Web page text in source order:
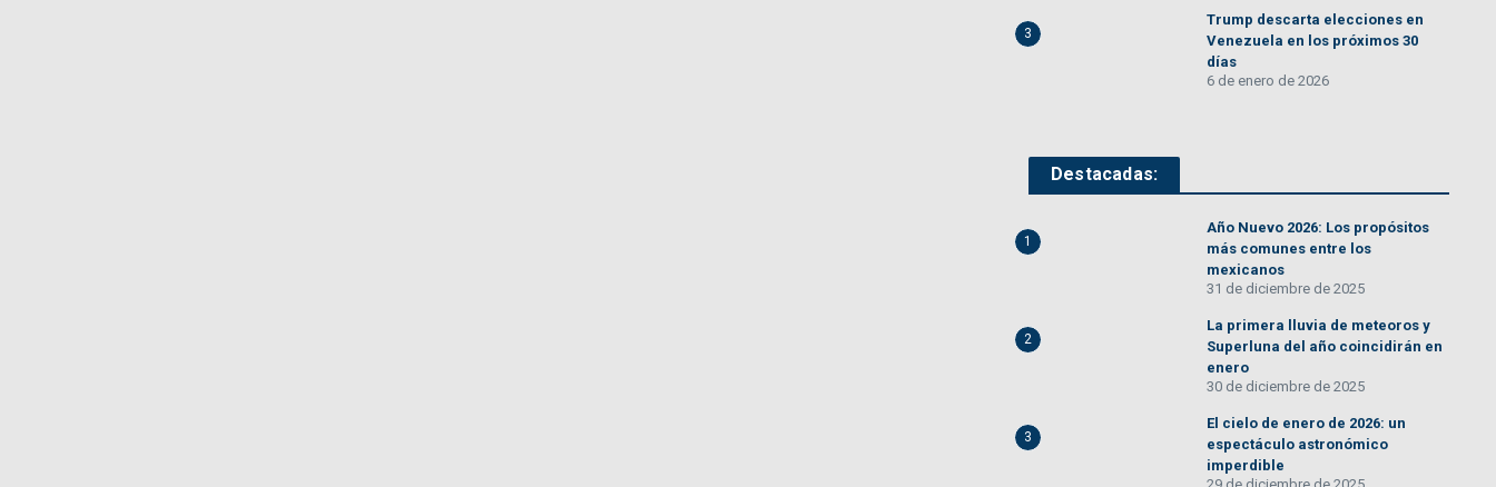
3
Trump descarta elecciones en
Venezuela en los próximos 30
días
6 de enero de 2026
Destacadas:
1
Año Nuevo 2026: Los propósitos
más comunes entre los
mexicanos
31 de diciembre de 2025
2
La primera lluvia de meteoros y
Superluna del año coincidirán en
enero
30 de diciembre de 2025
3
El cielo de enero de 2026: un
espectáculo astronómico
imperdible